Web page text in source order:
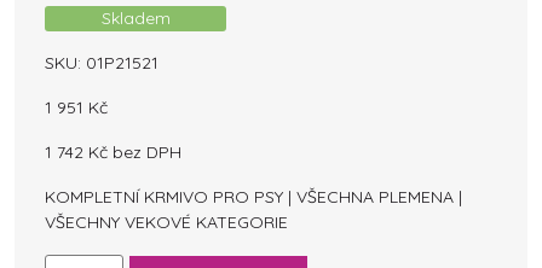
Skladem
SKU: 01P21521
1 951 Kč
1 742 Kč bez DPH
KOMPLETNÍ KRMIVO PRO PSY | VŠECHNA PLEMENA |
VŠECHNY VEKOVÉ KATEGORIE